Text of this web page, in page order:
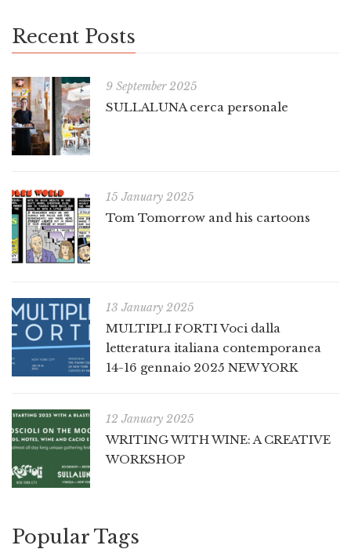
Recent Posts
9 September 2025
SULLALUNA cerca personale
15 January 2025
Tom Tomorrow and his cartoons
13 January 2025
MULTIPLI FORTI Voci dalla
letteratura italiana contemporanea
14-16 gennaio 2025 NEW YORK
12 January 2025
WRITING WITH WINE: A CREATIVE
WORKSHOP
Popular Tags